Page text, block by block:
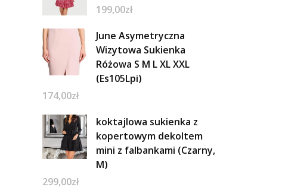
199,00zł
June Asymetryczna
Wizytowa Sukienka
Różowa S M L XL XXL
(Es105Lpi)
174,00zł
koktajlowa sukienka z
kopertowym dekoltem
mini z falbankami (Czarny,
M)
299,00zł